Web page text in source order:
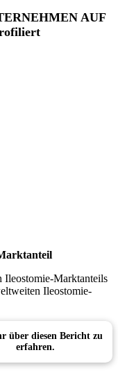
AUF
Ileostomie-Marktanteils
Ileostomie-
über diesen Bericht zu
erfahren.